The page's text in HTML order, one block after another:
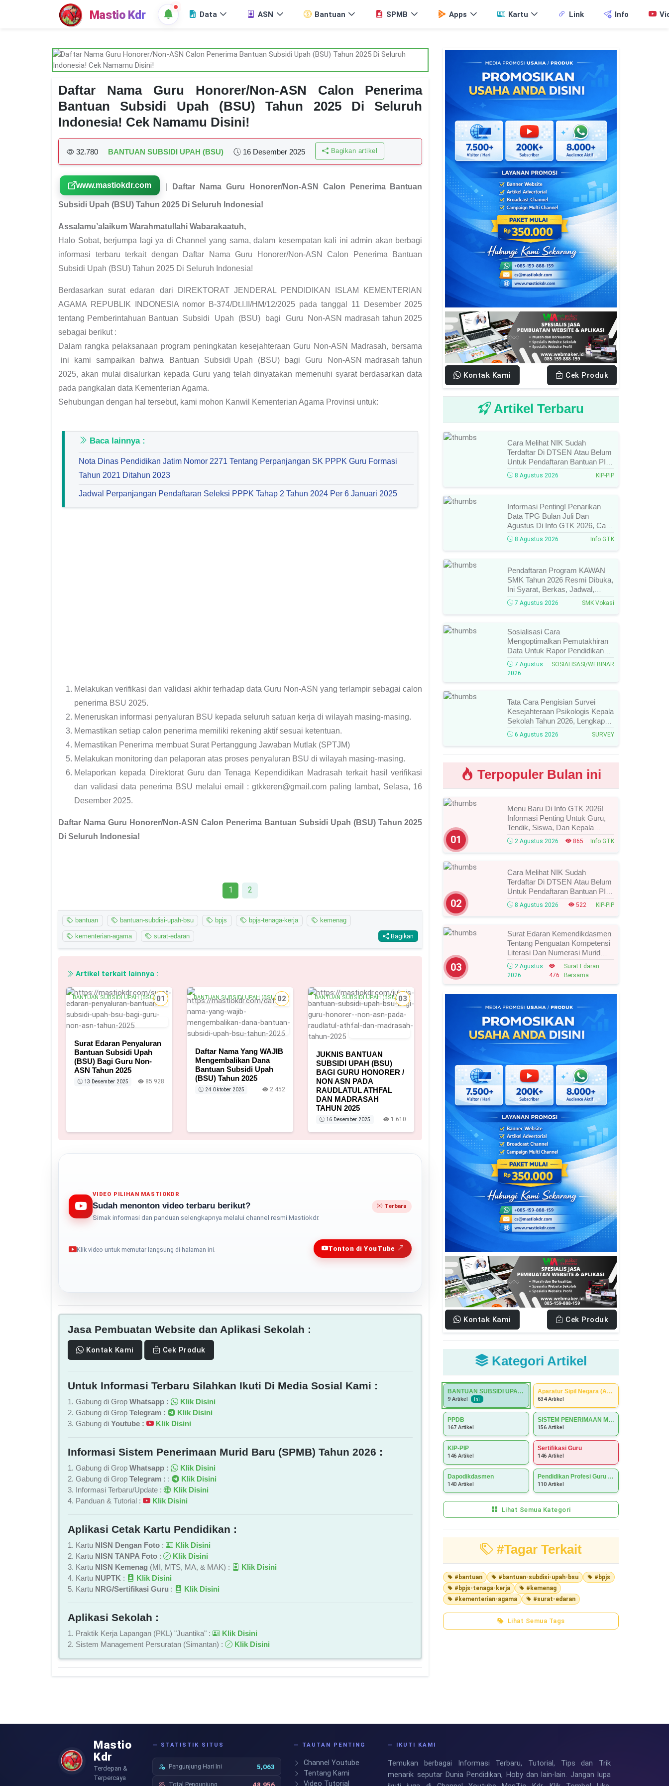
Mastio Kdr Data ASN Bantuan SPMB Apps Kartu Link Info
Daftar Nama Guru Honorer/Non-ASN Calon Penerima
Bantuan Subsidi Upah (BSU) Tahun 2025 Di Seluruh
Indonesia! Cek Namamu Disini!
32.780 BANTUAN SUBSIDI UPAH (BSU) 16 Desember 2025 Bagikan artikel
www.mastiokdr.com Daftar Nama Guru Honorer/Non-ASN Calon Penerima Bantuan
Subsidi Upah (BSU) Tahun 2025 Di Seluruh Indonesia!
Assalamu’alaikum Warahmatullahi Wabarakaatuh,
Halo Sobat, berjumpa lagi ya di Channel yang sama, dalam kesempatan kali ini admin akan berbagi
informasi terbaru terkait dengan Daftar Nama Guru Honorer/Non-ASN Calon Penerima Bantuan
Subsidi Upah (BSU) Tahun 2025 Di Seluruh Indonesia!
Berdasarkan surat edaran dari DIREKTORAT JENDERAL PENDIDIKAN ISLAM KEMENTERIAN
AGAMA REPUBLIK INDONESIA nomor B-374/Dt.I.II/HM/12/2025 pada tanggal 11 Desember 2025
tentang Pemberintahuan Bantuan Subsidi Upah (BSU) bagi Guru Non-ASN madrasah tahun 2025
sebagai berikut :
Dalam rangka pelaksanaan program peningkatan kesejahteraan Guru Non-ASN Madrasah, bersama
ini kami sampaikan bahwa Bantuan Subsidi Upah (BSU) bagi Guru Non-ASN madrasah tahun
2025, akan mulai disalurkan kepada Guru yang telah dinyatakan memenuhi syarat berdasarkan data
pada pangkalan data Kementerian Agama.
Sehubungan dengan hal tersebut, kami mohon Kanwil Kementerian Agama Provinsi untuk:
Baca lainnya :
Nota Dinas Pendidikan Jatim Nomor 2271 Tentang Perpanjangan SK PPPK Guru Formasi
Tahun 2021 Ditahun 2023
Jadwal Perpanjangan Pendaftaran Seleksi PPPK Tahap 2 Tahun 2024 Per 6 Januari 2025
Melakukan verifikasi dan validasi akhir terhadap data Guru Non-ASN yang terlampir sebagai calon
penerima BSU 2025.
Meneruskan informasi penyaluran BSU kepada seluruh satuan kerja di wilayah masing-masing.
Memastikan setiap calon penerima memiliki rekening aktif sesuai ketentuan.
Memastikan Penerima membuat Surat Pertanggung Jawaban Mutlak (SPTJM)
Melakukan monitoring dan pelaporan atas proses penyaluran BSU di wilayah masing-masing.
Melaporkan kepada Direktorat Guru dan Tenaga Kependidikan Madrasah terkait hasil verifikasi
dan validasi data penerima BSU melalui email : gtkkeren@gmail.com paling lambat, Selasa, 16
Desember 2025.
Daftar Nama Guru Honorer/Non-ASN Calon Penerima Bantuan Subsidi Upah (BSU) Tahun 2025
Di Seluruh Indonesia!
1 2
bantuan bantuan-subdisi-upah-bsu bpjs bpjs-tenaga-kerja kemenag
kementerian-agama surat-edaran Bagikan
Artikel terkait lainnya :
13 Desember 2025
01
BANTUAN SUBSIDI UPAH (BSU)
Surat Edaran Penyaluran
Bantuan Subsidi Upah
(BSU) Bagi Guru Non-
ASN Tahun 2025
13 Desember 2025 85.928
24 Oktober 2025
02
BANTUAN SUBSIDI UPAH (BSU)
Daftar Nama Yang WAJIB
Mengembalikan Dana
Bantuan Subsidi Upah
(BSU) Tahun 2025
24 Oktober 2025 2.452
03
BANTUAN SUBSIDI UPAH (BSU)
JUKNIS BANTUAN
SUBSIDI UPAH (BSU)
BAGI GURU HONORER /
NON ASN PADA
RAUDLATUL ATHFAL
DAN MADRASAH
TAHUN 2025
16 Desember 2025 1.610
VIDEO PILIHAN MASTIOKDR
Sudah menonton video terbaru berikut?
Simak informasi dan panduan selengkapnya melalui channel resmi Mastiokdr.
Terbaru
Klik video untuk memutar langsung di halaman ini. Tonton di YouTube
Jasa Pembuatan Website dan Aplikasi Sekolah :
Kontak Kami Cek Produk
Untuk Informasi Terbaru Silahkan Ikuti Di Media Sosial Kami :
1. Gabung di Grop Whatsapp :
Klik Disini
2. Gabung di Grop Telegram :
Klik Disini
3. Gabung di Youtube : Klik Disini
Informasi Sistem Penerimaan Murid Baru (SPMB) Tahun 2026 :
1. Gabung di Grop Whatsapp :
Klik Disini
2. Gabung di Grop Telegram : :
Klik Disini
3. Informasi Terbaru/Update :
Klik Disini
4. Panduan & Tutorial :
Klik Disini
Aplikasi Cetak Kartu Pendidikan :
1. Kartu NISN Dengan Foto :
Klik Disini
2. Kartu NISN TANPA Foto :
Klik Disini
3. Kartu NISN Kemenag (MI, MTS, MA, & MAK) :
Klik Disini
4. Kartu NUPTK :
Klik Disini
5. Kartu NRG/Sertifikasi Guru : Klik Disini
Aplikasi Sekolah :
1. Praktik Kerja Lapangan (PKL) "Juantika" :
Klik Disini
2. Sistem Management Persuratan (Simantan) :
Klik Disini
Kontak Kami Cek Produk
Artikel Terbaru
Cara Melihat NIK Sudah
Terdaftar Di DTSEN Atau Belum
Untuk Pendaftaran Bantuan PIP
Tahun 2026/2027, Ini Cara Cek
Dan Syarat Perubahan Desil!
8 Agustus 2026 KIP-PIP
Informasi Penting! Penarikan
Data TPG Bulan Juli Dan
Agustus Di Info GTK 2026, Catat
Tanggalnya! SKTP Belum Terbit
Januari–Juni, Ini Prosesnya!
8 Agustus 2026 Info GTK
Pendaftaran Program KAWAN
SMK Tahun 2026 Resmi Dibuka,
Ini Syarat, Berkas, Jadwal,
Batas Waktu, Dan Cara
Pendaftarannya!
7 Agustus 2026 SMK Vokasi
Sosialisasi Cara
Mengoptimalkan Pemutakhiran
Data Untuk Rapor Pendidikan
Tahun 2026, Ini Jadwal, Materi,
Narasumber, Dan Link
7 Agustus
2026
SOSIALISASI/WEBINAR
Tata Cara Pengisian Survei
Kesejahteraan Psikologis Kepala
Sekolah Tahun 2026, Lengkap
Link Resmi, Jadwal, Panduan,
Dan Hal Yang Wajib
Diperhatikan!
6 Agustus 2026 SURVEY
Terpopuler Bulan ini
01
Menu Baru Di Info GTK 2026!
Informasi Penting Untuk Guru,
Tendik, Siswa, Dan Kepala
Sekolah, Segera Cek Ini Batas
Waktunya!
2 Agustus 2026 865 Info GTK
02
Cara Melihat NIK Sudah
Terdaftar Di DTSEN Atau Belum
Untuk Pendaftaran Bantuan PIP
Tahun 2026/2027, Ini Cara Cek
Dan Syarat Perubahan Desil!
8 Agustus 2026 522 KIP-PIP
03
Surat Edaran Kemendikdasmen
Tentang Penguatan Kompetensi
Literasi Dan Numerasi Murid
Tahun 2026, Ini Strategi Dan
Alurnya
2 Agustus
2026
476
Surat Edaran
Bersama
Kontak Kami Cek Produk
Kategori Artikel
BANTUAN SUBSIDI UPAH (BSU)
9 Artikel Ini
Aparatur Sipil Negara (ASN)
634 Artikel
PPDB
167 Artikel
SISTEM PENERIMAAN MURID BARU (SPMB)
156 Artikel
KIP-PIP
146 Artikel
Sertifikasi Guru
146 Artikel
Dapodikdasmen
140 Artikel
Pendidikan Profesi Guru (PPG)
110 Artikel
Lihat Semua Kategori
#Tagar Terkait
#bantuan #bantuan-subdisi-upah-bsu
#bpjs
#bpjs-tenaga-kerja
#kemenag
#kementerian-agama
#surat-edaran
Lihat Semua Tags
Mastio
Kdr
Terdepan &
Terpercaya
— STATISTIK SITUS
Pengunjung Hari Ini 5,063
Total Pengunjung
— TAUTAN PENTING
Channel Youtube
Tentang Kami
Video Tutorial
— IKUTI KAMI
Temukan berbagai Informasi Terbaru, Tutorial, Tips dan Trik
menarik seputar Dunia Pendidikan, Hoby dan lain-lain. Jangan lupa